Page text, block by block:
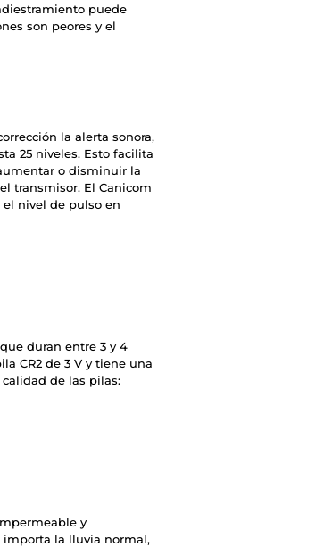
puede
son peores y el
la alerta sonora,
25 niveles. Esto facilita
o disminuir la
transmisor. El Canicom
el nivel de pulso en
duran entre 3 y 4
CR2 de 3 V y tiene una
calidad de las pilas:
y
importa la lluvia normal,